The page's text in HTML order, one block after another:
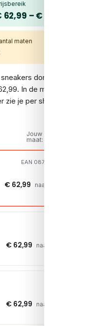
62,99 – € 62,99
maten
donkerblauw
In de maten 41 tot
je per shop de prijs
Jouw
maat:
EAN 08721108115053
€ 62,99 naar shop →
€ 62,99 naar shop →
€ 62,99 naar shop →